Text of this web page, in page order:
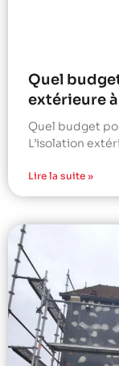
Quel
extérieure à
Quel budget
L’isolation
Lire la suite »